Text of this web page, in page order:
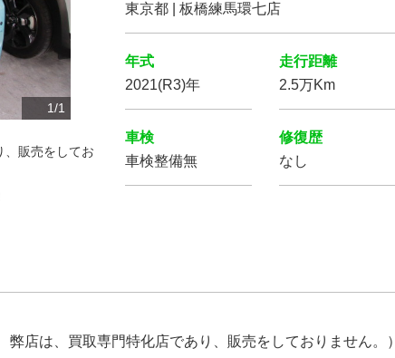
1/1
販売をしてお
東京都 | 板橋練馬環七店
年式
2021(R3)年
走行距離
2.5万Km
車検
車検整備無
修復歴
なし
店は、買取専門特化店であり、販売をしておりません。）